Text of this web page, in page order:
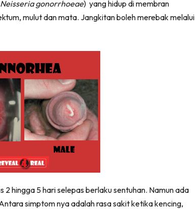
Neisseria gonorrhoeae) yang hidup di membran
mulut dan mata. Jangkitan boleh merebak melalui
hingga 5 hari selepas berlaku sentuhan. Namun ada
simptom nya adalah rasa sakit ketika kencing,